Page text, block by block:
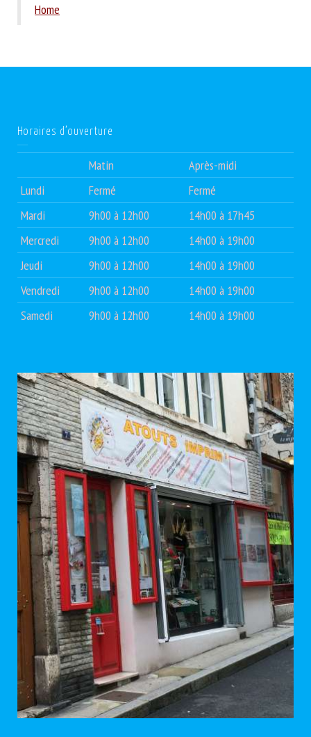
Home
Horaires d’ouverture
Matin
Après-midi
Lundi
Fermé
Fermé
Mardi
9h00 à 12h00
14h00 à 17h45
Mercredi
9h00 à 12h00
14h00 à 19h00
Jeudi
9h00 à 12h00
14h00 à 19h00
Vendredi
9h00 à 12h00
14h00 à 19h00
Samedi
9h00 à 12h00 14h00 à 19h00